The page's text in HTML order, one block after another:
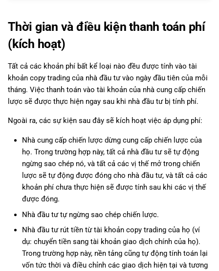
Thời gian và điều kiện thanh toán phí
(kích hoạt)
Tất cả các khoản phí bất kể loại nào đều được tính vào tài
khoản copy trading của nhà đầu tư vào ngày đầu tiên của mỗi
tháng. Việc thanh toán vào tài khoản của nhà cung cấp chiến
lược sẽ được thực hiện ngay sau khi nhà đầu tư bị tính phí.
Ngoài ra, các sự kiện sau đây sẽ kích hoạt việc áp dụng phí:
Nhà cung cấp chiến lược dừng cung cấp chiến lược của
họ. Trong trường hợp này, tất cả nhà đầu tư sẽ tự động
ngừng sao chép nó, và tất cả các vị thế mở trong chiến
lược sẽ tự động được đóng cho nhà đầu tư, và tất cả các
khoản phí chưa thực hiện sẽ được tính sau khi các vị thế
được đóng.
Nhà đầu tư tự ngừng sao chép chiến lược.
Nhà đầu tư rút tiền từ tài khoản copy trading của họ (ví
dụ: chuyển tiền sang tài khoản giao dịch chính của họ).
Trong trường hợp này, nền tảng cũng tự động tính toán lại
vốn tức thời và điều chỉnh các giao dịch hiện tại và tương